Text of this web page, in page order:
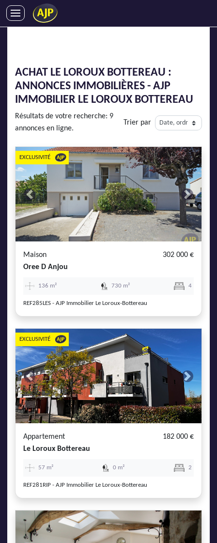
SYNDIC
IMMOBILIER NEUF
ENTREPRISES
DEVENIR FRANCHISÉ
AJP Recrute
AJP Actualités
Service Qualité Clients
ACHAT LE LOROUX BOTTEREAU :
ANNONCES IMMOBILIÈRES - AJP
IMMOBILIER LE LOROUX BOTTEREAU
Résultats de votre recherche: 9
annonces en ligne.
Trier par
Previous Next
EXCLUSIVITÉ
Maison
302 000 €
Oree D Anjou
136 m² 730 m² 4
REF285LES - AJP Immobilier Le Loroux-Bottereau
Previous Next
EXCLUSIVITÉ
Appartement
182 000 €
Le Loroux Bottereau
57 m² 0 m² 2
REF281RIP - AJP Immobilier Le Loroux-Bottereau